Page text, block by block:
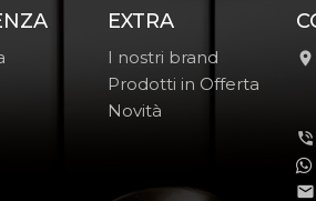
EXTRA
I nostri brand
Prodotti in Offerta
Novità